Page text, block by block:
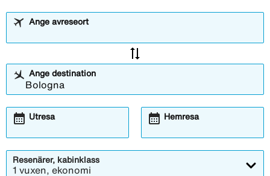
Ange avreseort
sync_alt
Ange destination
Utresa
calendar_month Hemresa
calendar_month
Resenärer, kabinklass
1 vuxen, ekonomi